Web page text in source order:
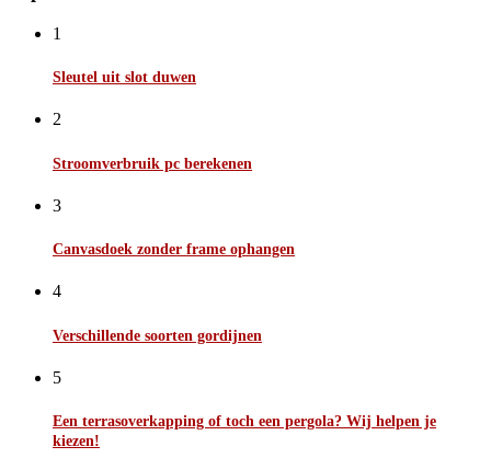
1
Sleutel uit slot duwen
2
Stroomverbruik pc berekenen
3
Canvasdoek zonder frame ophangen
4
Verschillende soorten gordijnen
5
Een terrasoverkapping of toch een pergola? Wij helpen je
kiezen!